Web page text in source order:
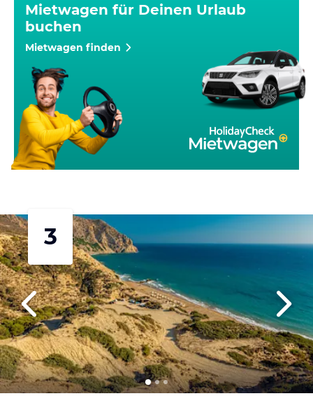
Mietwagen für Deinen Urlaub
buchen
Mietwagen finden
3